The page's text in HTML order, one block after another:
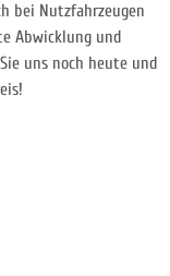
bei Nutzfahrzeugen
Abwicklung und
uns noch heute und